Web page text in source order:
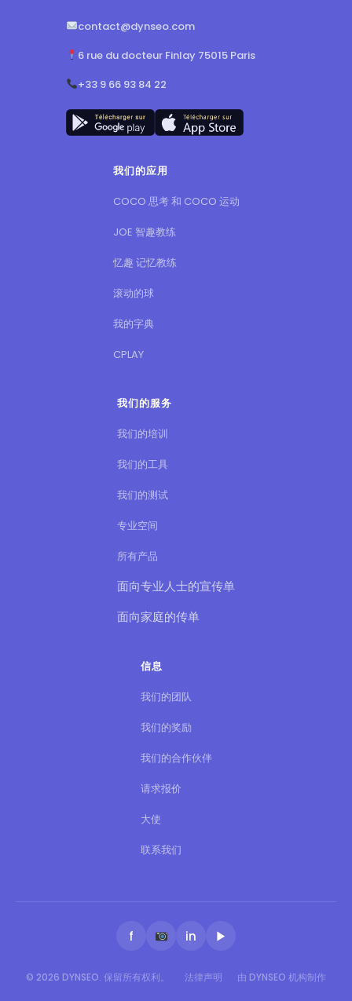
contact@dynseo.com
6 rue du docteur Finlay 75015 Paris
+33 9 66 93 84 22
我们的应用
COCO 思考 和 COCO 运动
JOE 智趣教练
忆趣 记忆教练
滚动的球
我的字典
CPLAY
我们的服务
我们的培训
我们的工具
我们的测试
专业空间
所有产品
面向专业人士的宣传单
面向家庭的传单
信息
我们的团队
我们的奖励
我们的合作伙伴
请求报价
大使
联系我们
f in ▶
© 2026 DYNSEO. 保留所有权利。 法律声明 由 DYNSEO 机构制作